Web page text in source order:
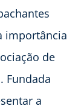
importância
de
Fundada
a